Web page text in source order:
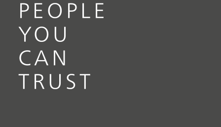
PEOPLE
YOU
CAN
TRUST